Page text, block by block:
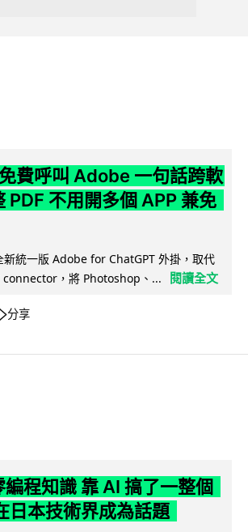
費呼叫 Adobe 一句話跨軟
PDF 不用開多個 APP 兼免
統一版 Adobe for ChatGPT 外掛，取代
connector，將 Photoshop、...
閱讀全文
分享
編程知識 靠 AI 搞了一整個
日本技術界成為話題